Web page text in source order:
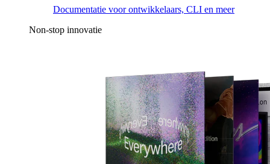
Documentatie voor ontwikkelaars, CLI en meer
Non-stop innovatie